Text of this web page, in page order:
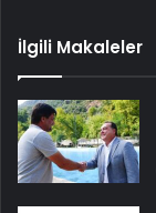
İlgili Makaleler